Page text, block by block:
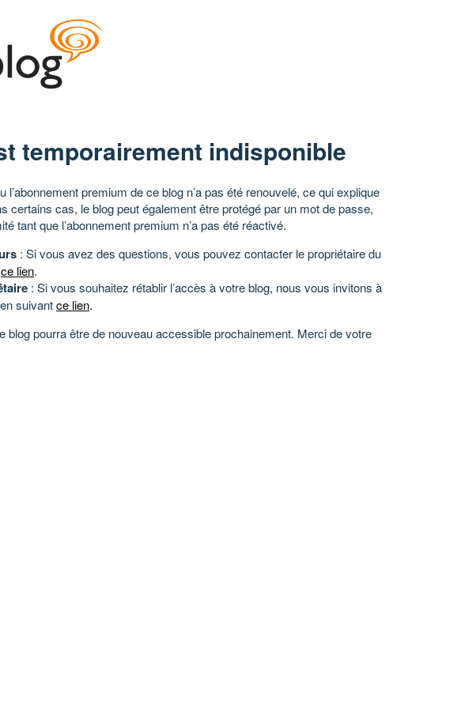
temporairement indisponible
l’abonnement premium de ce blog n’a pas été renouvelé, ce qui explique
certains cas, le blog peut également être protégé par un mot de passe,
tant que l’abonnement premium n’a pas été réactivé.
: Si vous avez des questions, vous pouvez contacter le propriétaire du
ce lien.
: Si vous souhaitez rétablir l’accès à votre blog, nous vous invitons à
suivantce lien.
blog pourra être de nouveau accessible prochainement. Merci de votre